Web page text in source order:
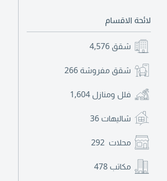
لائحة الاقسام
شقق 4,576
شقق مفروشة 266
فلل ومنازل 1,604
شاليهات 36
محلات 292
مكاتب 478